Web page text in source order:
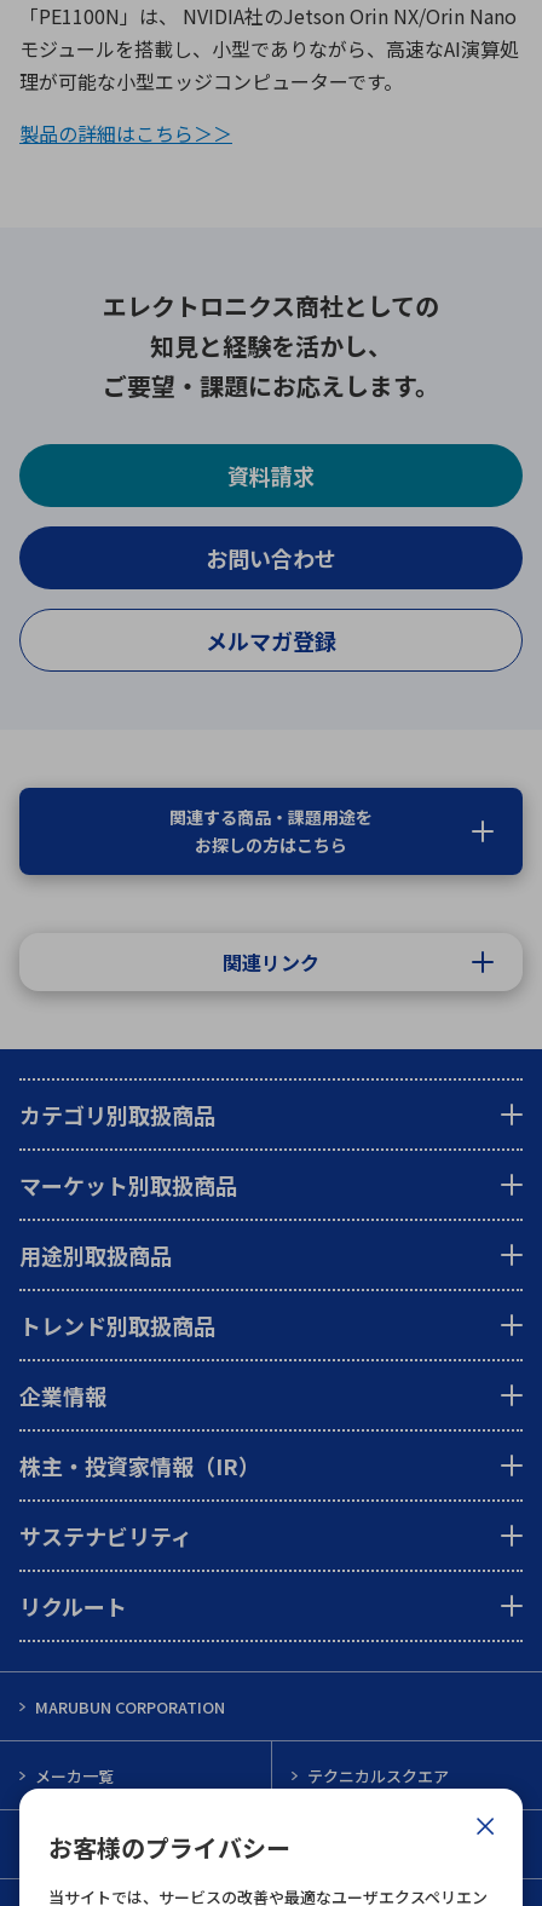
お客様のプライバシー
当サイトでは、サービスの改善や最適なユーザエクスペリエン
「PE1100N」は、 NVIDIA社のJetson Orin NX/Orin Nano
モジュールを搭載し、小型でありながら、高速なAI演算処
理が可能な小型エッジコンピューターです。
製品の詳細はこちら＞＞
エレクトロニクス商社としての
知見と経験を活かし、
ご要望・課題にお応えします。
資料請求
お問い合わせ
メルマガ登録
関連する商品・課題用途を
お探しの方はこちら
関連リンク
カテゴリ別取扱商品
マーケット別取扱商品
用途別取扱商品
トレンド別取扱商品
企業情報
株主・投資家情報（IR）
サステナビリティ
リクルート
MARUBUN CORPORATION
メーカ一覧 テクニカルスクエア
インフォメーション